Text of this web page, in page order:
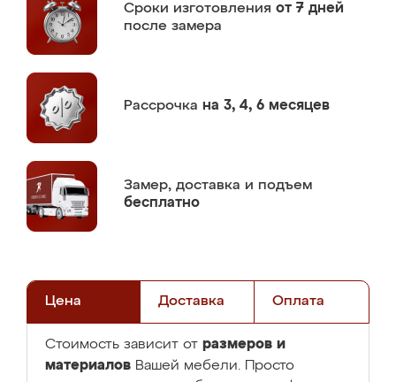
Сроки изготовления от 7 дней
после замера
Рассрочка на 3, 4, 6 месяцев
Замер, доставка и подъем
бесплатно
Цена Доставка Оплата
Стоимость зависит от размеров и
материалов Вашей мебели. Просто